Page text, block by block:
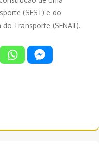
(SEST) e do
Transporte (SENAT).